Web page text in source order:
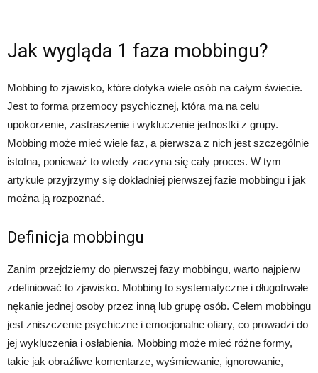
Jak wygląda 1 faza mobbingu?
Mobbing to zjawisko, które dotyka wiele osób na całym świecie.
Jest to forma przemocy psychicznej, która ma na celu
upokorzenie, zastraszenie i wykluczenie jednostki z grupy.
Mobbing może mieć wiele faz, a pierwsza z nich jest szczególnie
istotna, ponieważ to wtedy zaczyna się cały proces. W tym
artykule przyjrzymy się dokładniej pierwszej fazie mobbingu i jak
można ją rozpoznać.
Definicja mobbingu
Zanim przejdziemy do pierwszej fazy mobbingu, warto najpierw
zdefiniować to zjawisko. Mobbing to systematyczne i długotrwałe
nękanie jednej osoby przez inną lub grupę osób. Celem mobbingu
jest zniszczenie psychiczne i emocjonalne ofiary, co prowadzi do
jej wykluczenia i osłabienia. Mobbing może mieć różne formy,
takie jak obraźliwe komentarze, wyśmiewanie, ignorowanie,